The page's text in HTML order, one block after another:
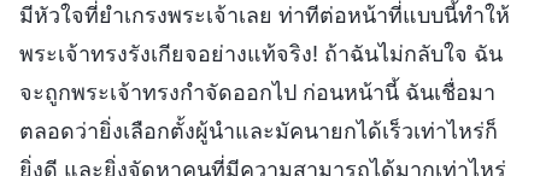
มีหัวใจที่ยำเกรงพระเจ้าเลย ท่าทีต่อหน้าที่แบบนี้ทำให้
พระเจ้าทรงรังเกียจอย่างแท้จริง! ถ้าฉันไม่กลับใจ ฉัน
จะถูกพระเจ้าทรงกำจัดออกไป ก่อนหน้านี้ ฉันเชื่อมา
ตลอดว่ายิ่งเลือกตั้งผู้นำและมัคนายกได้เร็วเท่าไหร่ก็
ยิ่งดี และยิ่งจัดหาคนที่มีความสามารถได้มากเท่าไหร่